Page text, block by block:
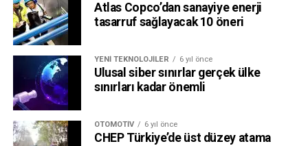
Atlas Copco’dan sanayiye enerji
tasarruf sağlayacak 10 öneri
YENI TEKNOLOJILER 6 yıl önce
Ulusal siber sınırlar gerçek ülke
sınırları kadar önemli
OTOMOTIV 6 yıl önce
CHEP Türkiye’de üst düzey atama